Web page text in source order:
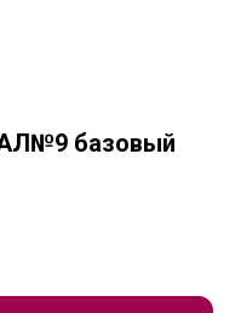
базовый